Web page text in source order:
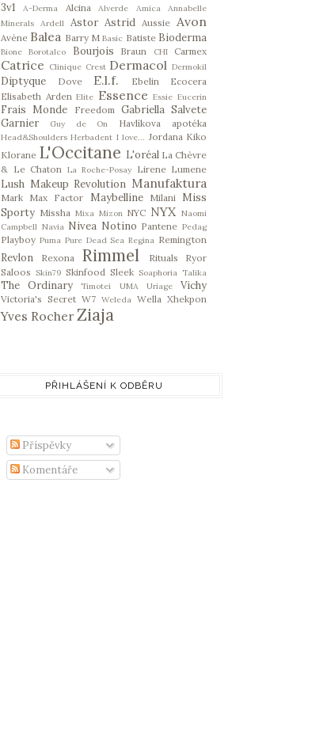
3v1 A-Derma Alcina Alverde Amica
Annabelle
Minerals
Ardell Astor Astrid Aussie Avon
Avène Balea Barry M Basic Batiste Bioderma
Bione Borotalco Bourjois Braun CHI Carmex
Catrice Clinique Crest Dermacol Dermokil
Diptyque Dove E.l.f. Ebelin
Ecocera
Elisabeth Arden Elite Essence Essie Eucerin
Frais Monde Freedom Gabriella Salvete
Garnier
Guy de On Havlíkova apotéka
Head&Shoulders Herbadent I love... Jordana Kiko
Klorane L'Occitane L'oréal La Chèvre
& Le Chaton La Roche-Posay Lirene Lumene
Lush Makeup Revolution Manufaktura
Mark Max Factor Maybelline Milani
Miss
Sporty Missha Mixa Mizon NYC NYX Naomi
Campbell Navia Nivea Notino Pantene Pedag
Playboy Puma Pure Dead Sea Regina Remington
Revlon Rexona Rimmel Rituals
Ryor
Saloos
Skin79 Skinfood Sleek Soaphoria Talika
The Ordinary Timotei UMA Uriage Vichy
Victoria's Secret W7 Weleda Wella Xhekpon
Yves Rocher Ziaja
PŘIHLÁŠENÍ K ODBĚRU
Příspěvky
Komentáře